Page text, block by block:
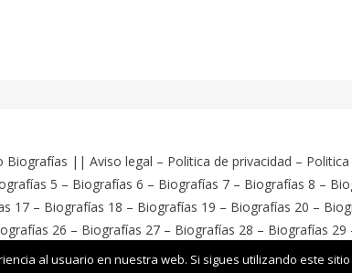
Biografías || Aviso legal – Politica de privacidad –
5 – Biografías 6 – Biografías 7 – Biografías 8 –
17 – Biografías 18 – Biografías 19 – Biografías 20 –
26 – Biografías 27 – Biografías 28 – Biografías 29
al usuario en nuestra web. Si sigues utilizando este